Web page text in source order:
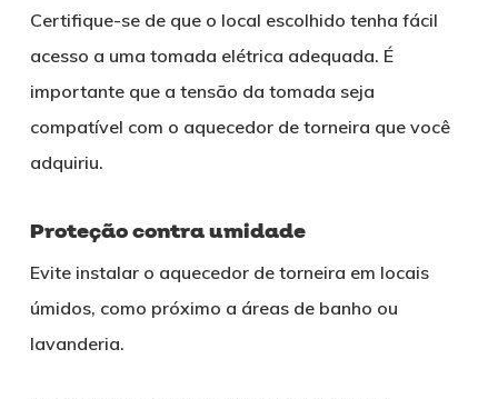
Certifique-se de que o local escolhido tenha fácil
acesso a uma tomada elétrica adequada. É
importante que a tensão da tomada seja
compatível com o aquecedor de torneira que você
adquiriu.
Proteção contra umidade
Evite instalar o aquecedor de torneira em locais
úmidos, como próximo a áreas de banho ou
lavanderia.